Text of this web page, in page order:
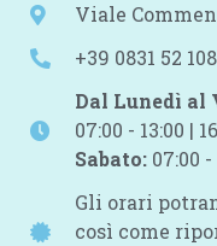
Viale
+39 0831 52
Dal Lunedì al
07:00 - 13:00 |
Sabato: 07:00 -
Gli orari
così come